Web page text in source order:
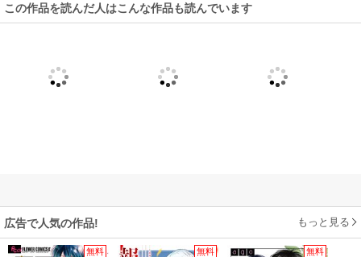
この作品を読んだ人はこんな作品も読んでいます
広告で人気の作品! もっと見る
無料 無料 無料